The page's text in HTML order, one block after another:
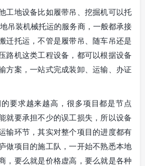
工地设备比如履带吊、挖掘机可以托
吊装机械托运的服务商，一般都承接
迁托运，不管是履带吊、随车吊还是
路机这类工程设备，都可以根据设备
方案，一站式完成装卸、运输、办证
要求越来越高，很多项目都是节点
就要承担不少的误工损失，所以设备
输环节，其实对整个项目的进度都有
做项目的施工队，一开始不熟悉本地
，要么就是价格虚高，要么就是各种